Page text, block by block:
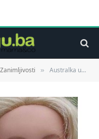
Zanimljivosti » Australka uljepšava Bratz – lutke: Da li vam se sviđaju?